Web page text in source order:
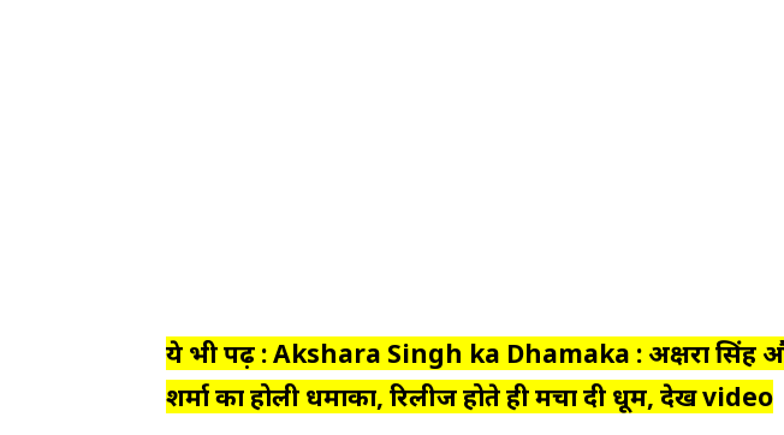
ये भी पढ़ें : Akshara Singh ka Dhamaka : अक्षरा
शर्मा का होली धमाका, रिलीज होते ही मचा दी धूम, देखें video